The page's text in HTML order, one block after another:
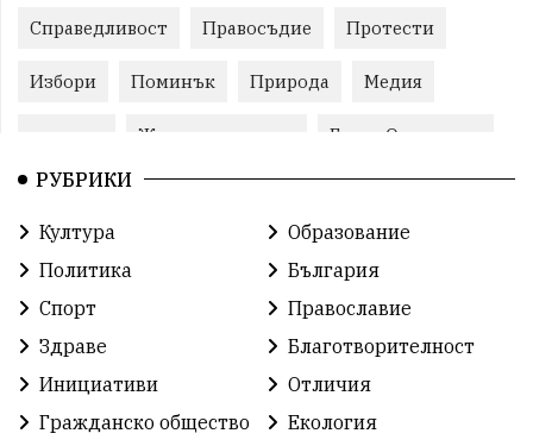
Справедливост Правосъдие Протести
Избори Поминък Природа Медия
Животновъдство Горна Оряховица
РУБРИКИ
Култура
Образование
Политика
България
Спорт
Православие
Здраве
Благотворителност
Инициативи
Отличия
Гражданско общество
Екология